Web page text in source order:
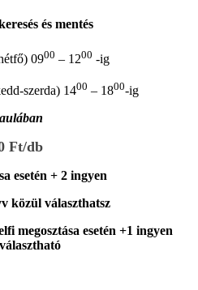
és mentés
0900 – 1200 -ig
szerda) 1400 – 1800-ig
Ft/db
esetén + 2 ingyen
közül választhatsz
megosztása esetén +1 ingyen